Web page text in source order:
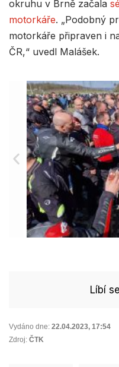
okruhu v Brně začala
motorkáře. „Podobný
motorkáře připraven i
ČR,“ uvedl Malášek.
Líbí
Vydáno dne: 22.04.2023, 17:54
Zdroj: ČTK